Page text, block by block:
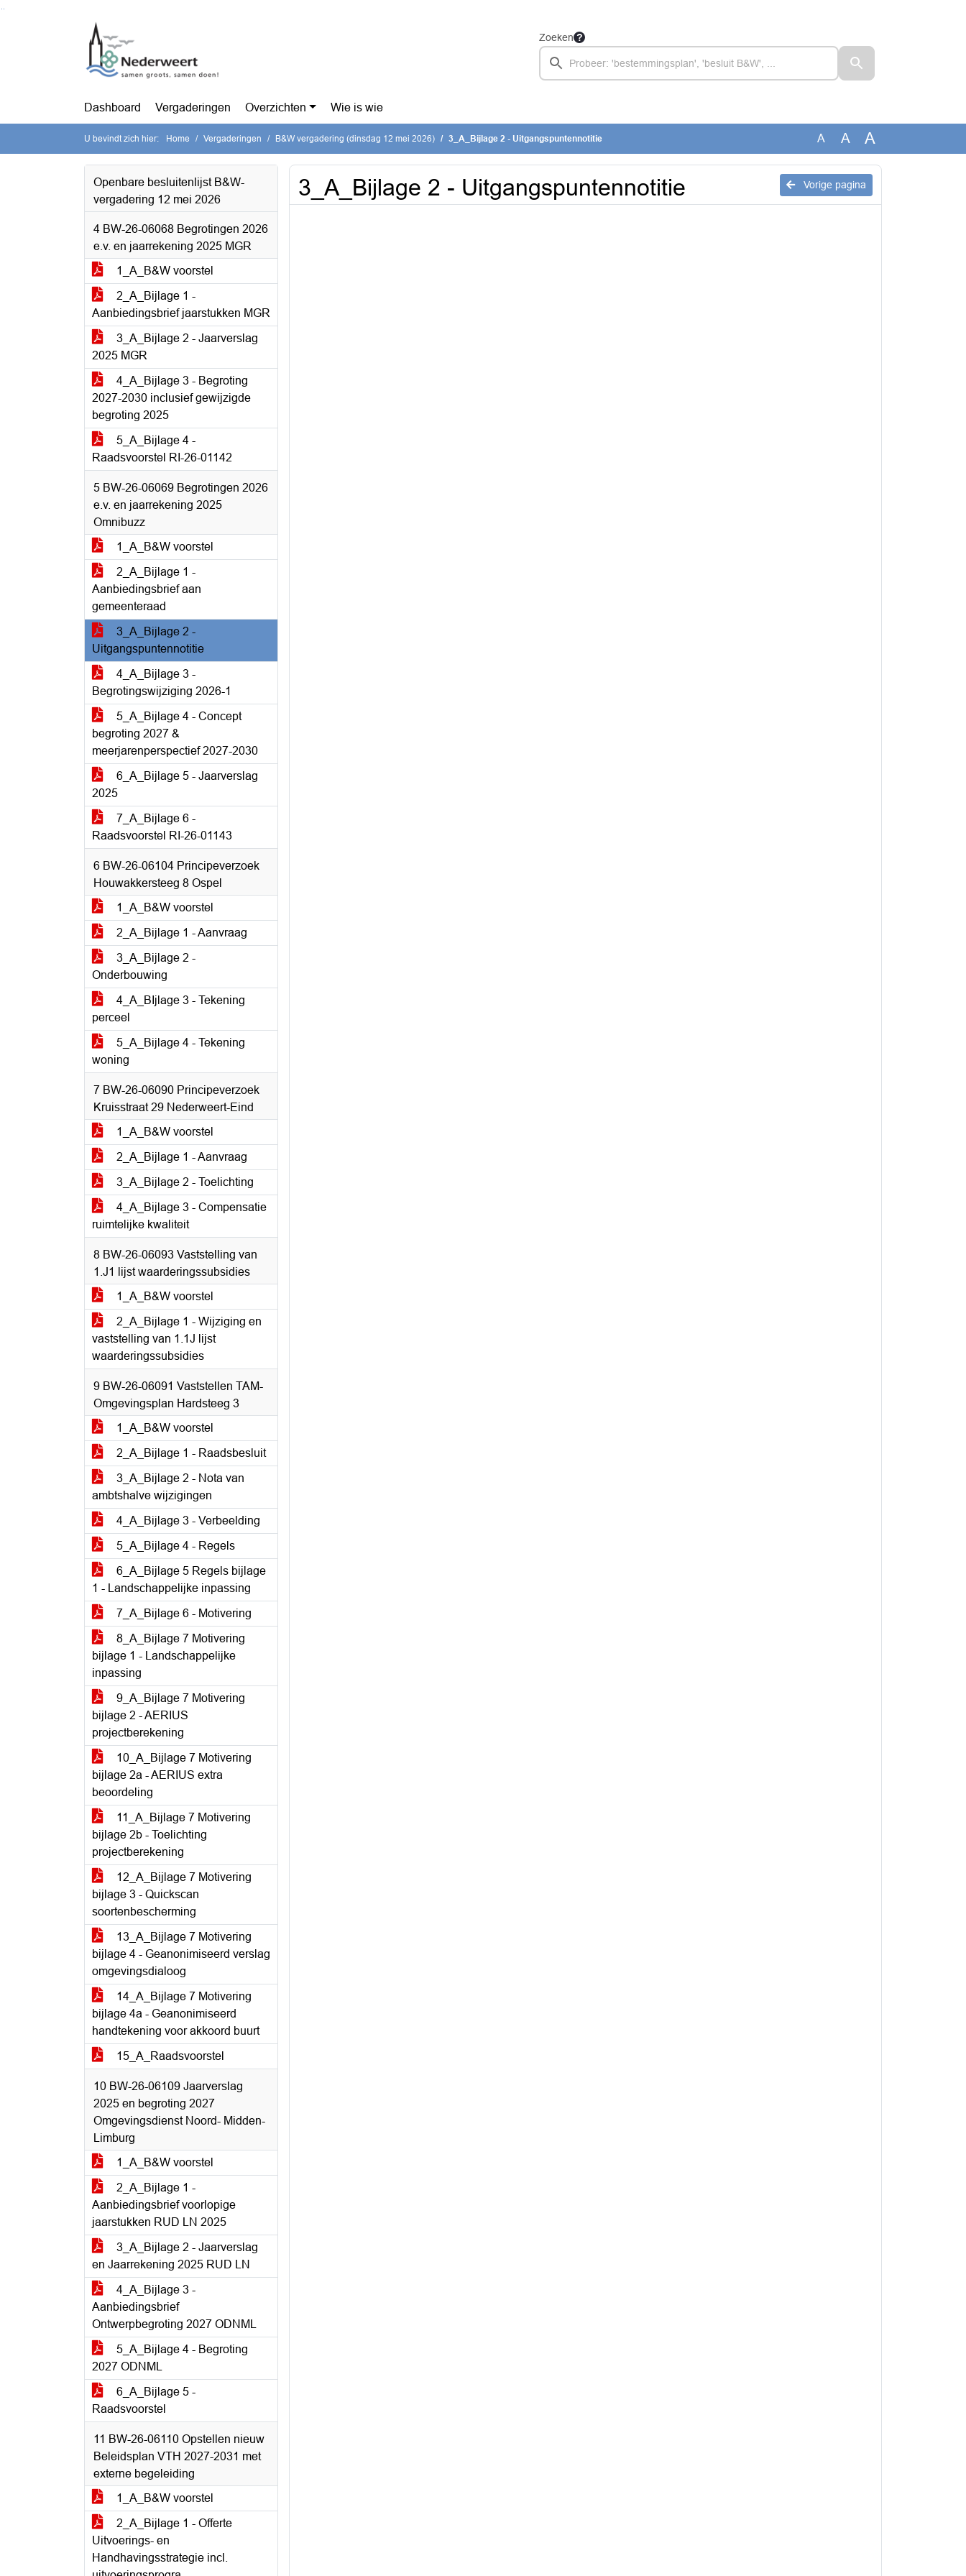
Zoeken
Dashboard Vergaderingen Overzichten Wie is wie
U bevindt zich hier: Home Vergaderingen B&W vergadering (dinsdag 12 mei 2026) 3_A_Bijlage 2 - Uitgangspuntennotitie A A A
Openbare besluitenlijst B&W-
vergadering 12 mei 2026
4 BW-26-06068 Begrotingen 2026
e.v. en jaarrekening 2025 MGR
1_A_B&W voorstel
2_A_Bijlage 1 -
Aanbiedingsbrief jaarstukken MGR
3_A_Bijlage 2 - Jaarverslag
2025 MGR
4_A_Bijlage 3 - Begroting
2027-2030 inclusief gewijzigde
begroting 2025
5_A_Bijlage 4 -
Raadsvoorstel RI-26-01142
5 BW-26-06069 Begrotingen 2026
e.v. en jaarrekening 2025
Omnibuzz
1_A_B&W voorstel
2_A_Bijlage 1 -
Aanbiedingsbrief aan
gemeenteraad
3_A_Bijlage 2 -
Uitgangspuntennotitie
4_A_Bijlage 3 -
Begrotingswijziging 2026-1
5_A_Bijlage 4 - Concept
begroting 2027 &
meerjarenperspectief 2027-2030
6_A_Bijlage 5 - Jaarverslag
2025
7_A_Bijlage 6 -
Raadsvoorstel RI-26-01143
6 BW-26-06104 Principeverzoek
Houwakkersteeg 8 Ospel
1_A_B&W voorstel
2_A_Bijlage 1 - Aanvraag
3_A_Bijlage 2 -
Onderbouwing
4_A_BIjlage 3 - Tekening
perceel
5_A_Bijlage 4 - Tekening
woning
7 BW-26-06090 Principeverzoek
Kruisstraat 29 Nederweert-Eind
1_A_B&W voorstel
2_A_Bijlage 1 - Aanvraag
3_A_Bijlage 2 - Toelichting
4_A_Bijlage 3 - Compensatie
ruimtelijke kwaliteit
8 BW-26-06093 Vaststelling van
1.J1 lijst waarderingssubsidies
1_A_B&W voorstel
2_A_Bijlage 1 - Wijziging en
vaststelling van 1.1J lijst
waarderingssubsidies
9 BW-26-06091 Vaststellen TAM-
Omgevingsplan Hardsteeg 3
1_A_B&W voorstel
2_A_Bijlage 1 - Raadsbesluit
3_A_Bijlage 2 - Nota van
ambtshalve wijzigingen
4_A_Bijlage 3 - Verbeelding
5_A_Bijlage 4 - Regels
6_A_Bijlage 5 Regels bijlage
1 - Landschappelijke inpassing
7_A_Bijlage 6 - Motivering
8_A_Bijlage 7 Motivering
bijlage 1 - Landschappelijke
inpassing
9_A_Bijlage 7 Motivering
bijlage 2 - AERIUS
projectberekening
10_A_Bijlage 7 Motivering
bijlage 2a - AERIUS extra
beoordeling
11_A_Bijlage 7 Motivering
bijlage 2b - Toelichting
projectberekening
12_A_Bijlage 7 Motivering
bijlage 3 - Quickscan
soortenbescherming
13_A_Bijlage 7 Motivering
bijlage 4 - Geanonimiseerd verslag
omgevingsdialoog
14_A_Bijlage 7 Motivering
bijlage 4a - Geanonimiseerd
handtekening voor akkoord buurt
15_A_Raadsvoorstel
10 BW-26-06109 Jaarverslag
2025 en begroting 2027
Omgevingsdienst Noord- Midden-
Limburg
1_A_B&W voorstel
2_A_Bijlage 1 -
Aanbiedingsbrief voorlopige
jaarstukken RUD LN 2025
3_A_Bijlage 2 - Jaarverslag
en Jaarrekening 2025 RUD LN
4_A_Bijlage 3 -
Aanbiedingsbrief
Ontwerpbegroting 2027 ODNML
5_A_Bijlage 4 - Begroting
2027 ODNML
6_A_Bijlage 5 -
Raadsvoorstel
11 BW-26-06110 Opstellen nieuw
Beleidsplan VTH 2027-2031 met
externe begeleiding
1_A_B&W voorstel
2_A_Bijlage 1 - Offerte
Uitvoerings- en
Handhavingsstrategie incl.
Vorige pagina
3_A_Bijlage 2 - Uitgangspuntennotitie